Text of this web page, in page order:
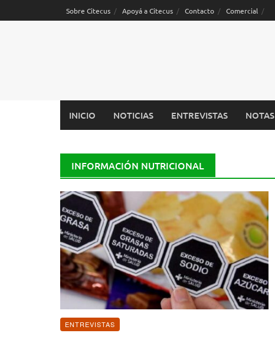
Sobre Citecus Apoyá a Citecus Contacto Comercial
INICIO NOTICIAS ENTREVISTAS NOTAS
INFORMACIÓN NUTRICIONAL
ENTREVISTAS